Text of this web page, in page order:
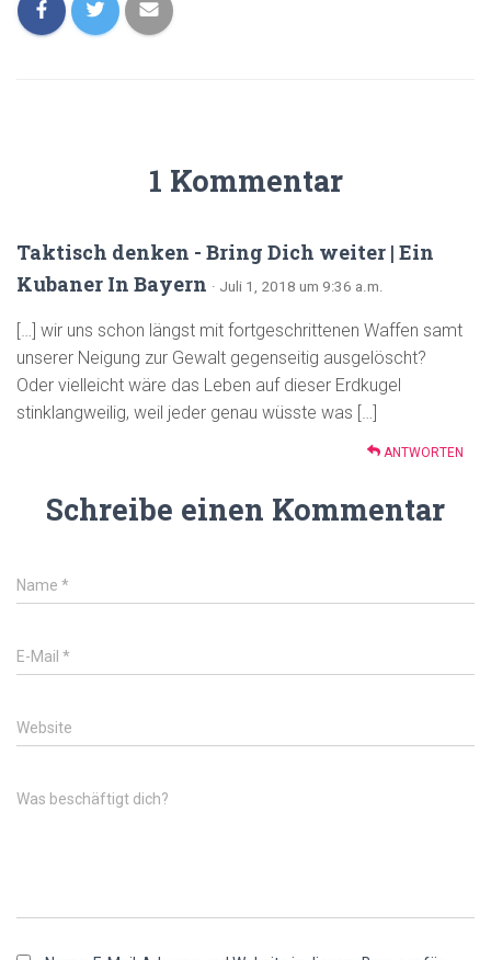
1 Kommentar
Taktisch denken - Bring Dich weiter | Ein
Kubaner In Bayern · Juli 1, 2018 um 9:36 a.m.
[…] wir uns schon längst mit fortgeschrittenen Waffen samt
unserer Neigung zur Gewalt gegenseitig ausgelöscht?
Oder vielleicht wäre das Leben auf dieser Erdkugel
stinklangweilig, weil jeder genau wüsste was […]
ANTWORTEN
Schreibe einen Kommentar
Name *
E-Mail *
Website
Was beschäftigt dich?